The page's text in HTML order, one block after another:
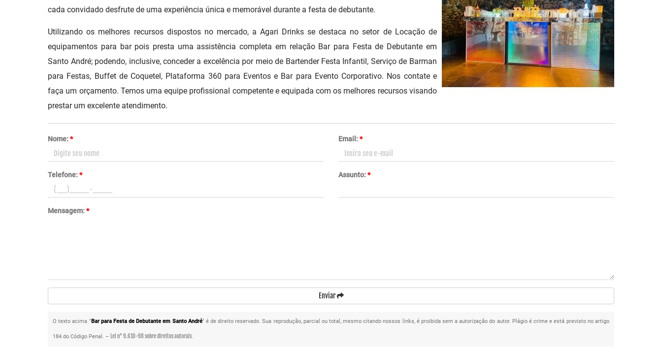
cada convidado desfrute de uma experiência única e memorável durante a festa de debutante.
Utilizando os melhores recursos dispostos no mercado, a Agari Drinks se destaca no setor de Locação de
equipamentos para bar pois presta uma assistência completa em relação Bar para Festa de Debutante em
Santo André; podendo, inclusive, conceder a excelência por meio de Bartender Festa Infantil, Serviço de Barman
para Festas, Buffet de Coquetel, Plataforma 360 para Eventos e Bar para Evento Corporativo. Nos contate e
faça um orçamento. Temos uma equipe profissional competente e equipada com os melhores recursos visando
prestar um excelente atendimento.
Nome:* Email:*
Telefone:* Assunto:*
Mensagem:*
Enviar
O texto acima "Bar para Festa de Debutante em Santo André" é de direito reservado. Sua reprodução, parcial ou total, mesmo citando nossos links, é proibida sem a autorização do autor. Plágio é crime e está previsto no artigo
184 do Código Penal. – Lei n° 9.610-98 sobre direitos autorais.